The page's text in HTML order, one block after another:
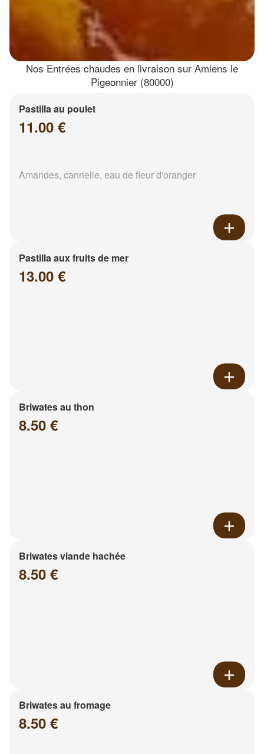
Nos Entrées chaudes en livraison sur Amiens le
Pigeonnier (80000)
Pastilla au poulet
11.00 €
Amandes, cannelle, eau de fleur d'oranger
Pastilla aux fruits de mer
13.00 €
Briwates au thon
8.50 €
Briwates viande hachée
8.50 €
Briwates au fromage
8.50 €